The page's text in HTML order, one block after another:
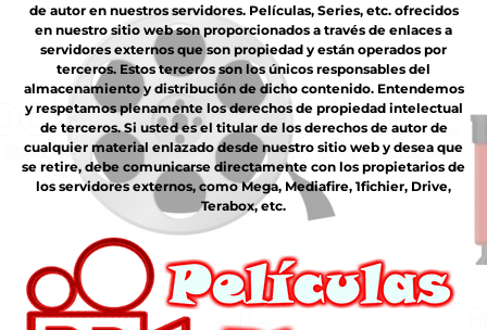
de autor en nuestros servidores. Películas, Series, etc. ofrecidos
en nuestro sitio web son proporcionados a través de enlaces a
servidores externos que son propiedad y están operados por
terceros. Estos terceros son los únicos responsables del
almacenamiento y distribución de dicho contenido. Entendemos
y respetamos plenamente los derechos de propiedad intelectual
de terceros. Si usted es el titular de los derechos de autor de
cualquier material enlazado desde nuestro sitio web y desea que
se retire, debe comunicarse directamente con los propietarios de
los servidores externos, como Mega, Mediafire, 1fichier, Drive,
Terabox, etc.